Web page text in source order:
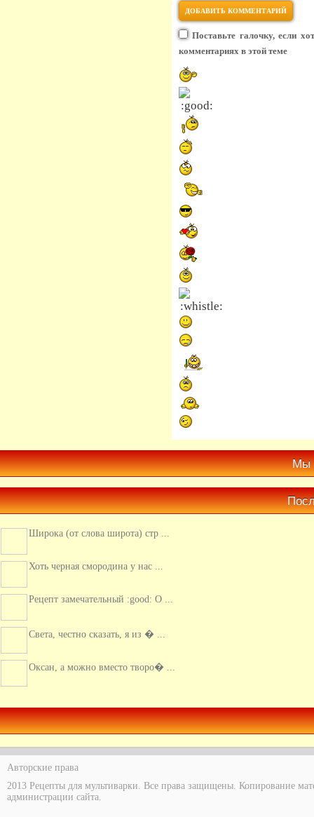
Поставьте галочку, если
комментариях в этой теме
Мы
Широка (от слова широта) стр ...
Хоть черная смородина у нас ...
Рецепт замечательный :good: О ...
Света, честно сказать, я из � ...
Оксан, а можно вместо творо� ...
Авторские права
2013 Рецепты для мультиварки. Все права защищены. Копирование
администрации сайта.